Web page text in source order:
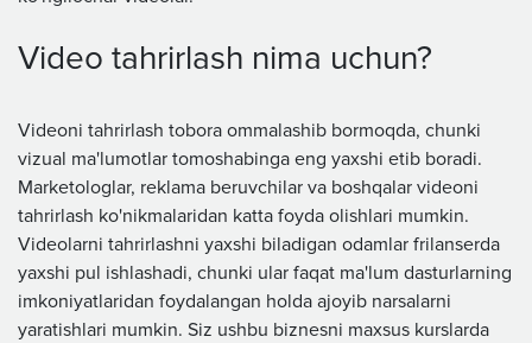
Video tahrirlash nima uchun?
Videoni tahrirlash tobora ommalashib bormoqda, chunki
vizual ma'lumotlar tomoshabinga eng yaxshi etib boradi.
Marketologlar, reklama beruvchilar va boshqalar videoni
tahrirlash ko'nikmalaridan katta foyda olishlari mumkin.
Videolarni tahrirlashni yaxshi biladigan odamlar frilanserda
yaxshi pul ishlashadi, chunki ular faqat ma'lum dasturlarning
imkoniyatlaridan foydalangan holda ajoyib narsalarni
yaratishlari mumkin. Siz ushbu biznesni maxsus kurslarda